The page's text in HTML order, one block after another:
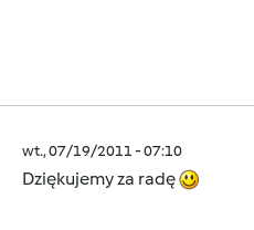
wt., 07/19/2011 - 07:10
Dziękujemy za radę